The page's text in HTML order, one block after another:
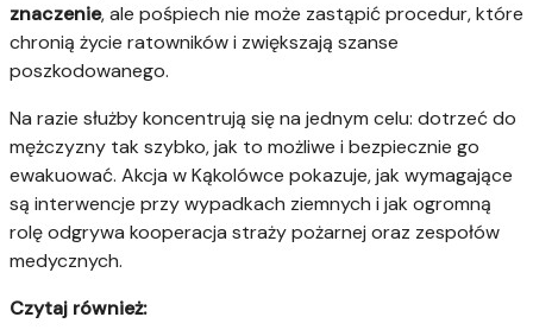
znaczenie, ale pośpiech nie może zastąpić procedur, które
chronią życie ratowników i zwiększają szanse
poszkodowanego.
Na razie służby koncentrują się na jednym celu: dotrzeć do
mężczyzny tak szybko, jak to możliwe i bezpiecznie go
ewakuować. Akcja w Kąkolówce pokazuje, jak wymagające
są interwencje przy wypadkach ziemnych i jak ogromną
rolę odgrywa kooperacja straży pożarnej oraz zespołów
medycznych.
Czytaj również: